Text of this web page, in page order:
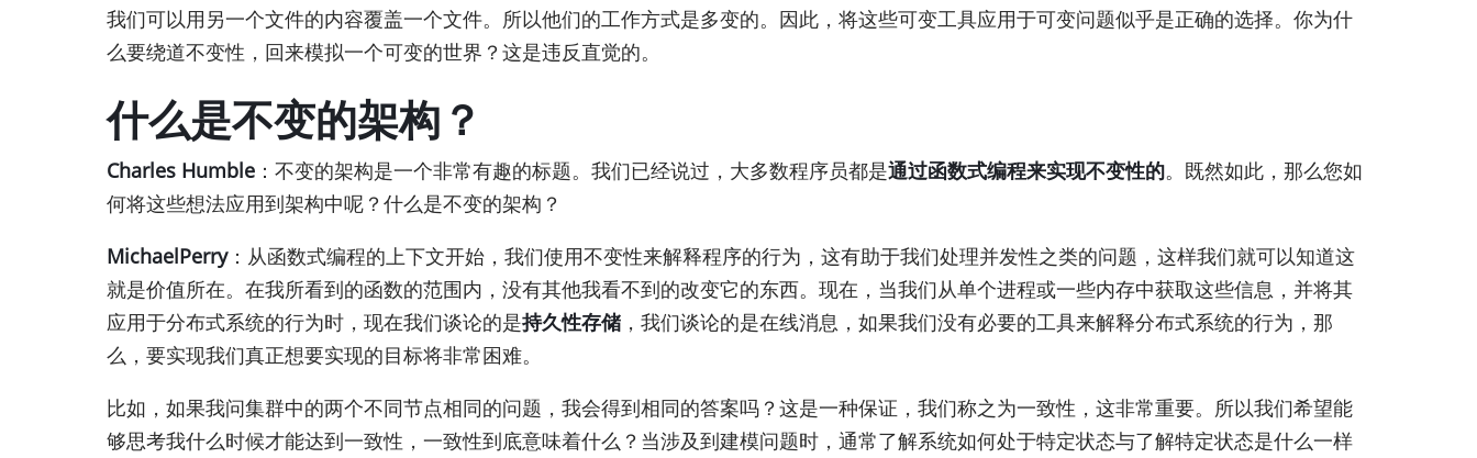
我们可以用另一个文件的内容覆盖一个文件。所以他们的工作方式是多变的。因此，将这些可变工具应用于可变问题似乎是正确的选择。你为什
么要绕道不变性，回来模拟一个可变的世界？这是违反直觉的。
什么是不变的架构？
Charles Humble ：不变的架构是一个非常有趣的标题。我们已经说过，大多数程序员都是通过函数式编程来实现不变性的。既然如此，那么您如
何将这些想法应用到架构中呢？什么是不变的架构？
MichaelPerry：从函数式编程的上下文开始，我们使用不变性来解释程序的行为，这有助于我们处理并发性之类的问题，这样我们就可以知道这
就是价值所在。在我所看到的函数的范围内，没有其他我看不到的改变它的东西。现在，当我们从单个进程或一些内存中获取这些信息，并将其
应用于分布式系统的行为时，现在我们谈论的是持久性存储 ，我们谈论的是在线消息，如果我们没有必要的工具来解释分布式系统的行为，那
么，要实现我们真正想要实现的目标将非常困难。
比如，如果我问集群中的两个不同节点相同的问题，我会得到相同的答案吗？这是一种保证，我们称之为一致性，这非常重要。所以我们希望能
够思考我什么时候才能达到一致性，一致性到底意味着什么？当涉及到建模问题时，通常了解系统如何处于特定状态与了解特定状态是什么一样